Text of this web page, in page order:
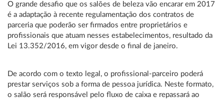
O grande desafio que os salões de beleza vão encarar em 2017
é a adaptação à recente regulamentação dos contratos de
parceria que poderão ser firmados entre proprietários e
profissionais que atuam nesses estabelecimentos, resultado da
Lei 13.352/2016, em vigor desde o final de janeiro.
De acordo com o texto legal, o profissional-parceiro poderá
prestar serviços sob a forma de pessoa jurídica. Neste formato,
o salão será responsável pelo fluxo de caixa e repassará ao